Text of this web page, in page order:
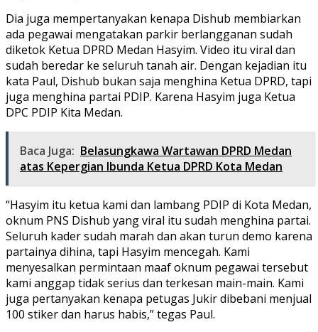
Dia juga mempertanyakan kenapa Dishub membiarkan
ada pegawai mengatakan parkir berlangganan sudah
diketok Ketua DPRD Medan Hasyim. Video itu viral dan
sudah beredar ke seluruh tanah air. Dengan kejadian itu
kata Paul, Dishub bukan saja menghina Ketua DPRD, tapi
juga menghina partai PDIP. Karena Hasyim juga Ketua
DPC PDIP Kita Medan.
Baca Juga: Belasungkawa Wartawan DPRD Medan
atas Kepergian Ibunda Ketua DPRD Kota Medan
“Hasyim itu ketua kami dan lambang PDIP di Kota Medan,
oknum PNS Dishub yang viral itu sudah menghina partai.
Seluruh kader sudah marah dan akan turun demo karena
partainya dihina, tapi Hasyim mencegah. Kami
menyesalkan permintaan maaf oknum pegawai tersebut
kami anggap tidak serius dan terkesan main-main. Kami
juga pertanyakan kenapa petugas Jukir dibebani menjual
100 stiker dan harus habis,” tegas Paul.